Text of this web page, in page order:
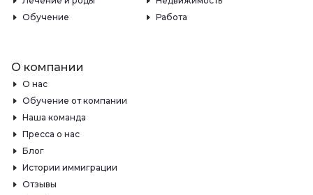
Обучение
Работа
О компании
О нас
Обучение от компании
Наша команда
Пресса о нас
Блог
Истории иммиграции
Отзывы